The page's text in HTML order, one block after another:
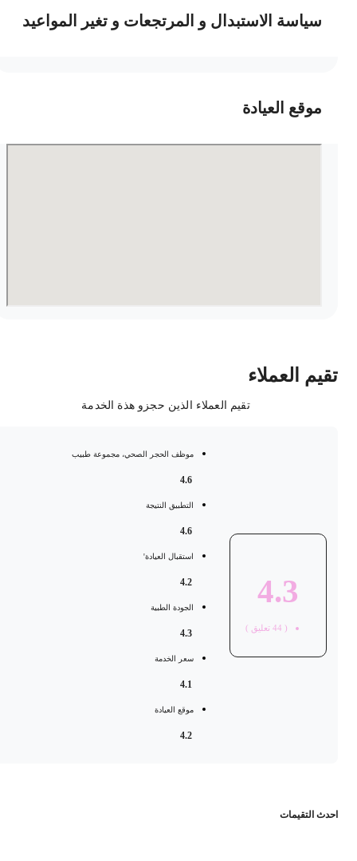
سياسة الاستبدال و المرتجعات و تغير المواعيد
موقع العيادة
العملاء
تقيم العملاء الذين حجزو هذة الخدمة
4.3
44 تعليق )
موظف الحجر الصحي، مجموعة طبيب
التطبيق النتيجة
استقبال العيادة'
الجودة الطبية
سعر الخدمة
موقع العيادة
التقيمات